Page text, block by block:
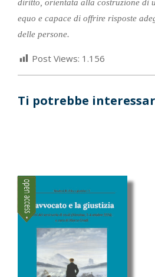
diritto, orientata alla costruzione di
equo e capace di offrire risposte
delle persone.
Post Views: 1.156
Ti potrebbe